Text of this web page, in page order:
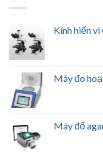
Kính hiển
Máy đo
Máy đổ